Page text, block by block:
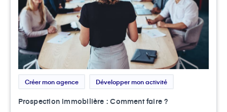
Créer mon agence Développer mon activité
Prospection immobilière : Comment faire ?